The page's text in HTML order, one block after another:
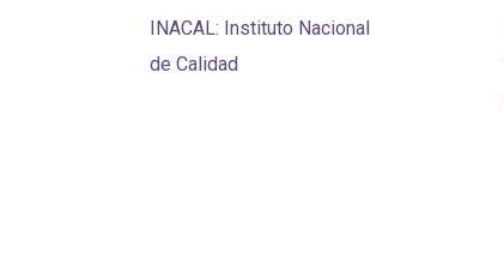
INACAL: Instituto Nacional
de Calidad